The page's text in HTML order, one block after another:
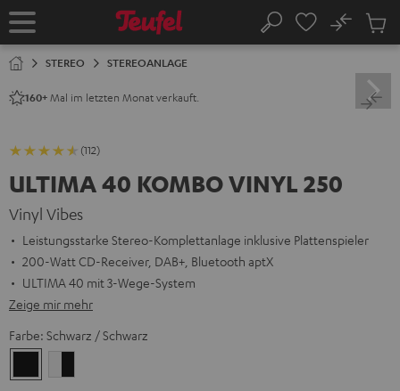
Startseite Suche
No
STEREO STEREOANLAGE
160+ Mal im letzten Monat verkauft.
(112)
ULTIMA 40 KOMBO VINYL 250
Vinyl Vibes
Leistungsstarke Stereo-Komplettanlage inklusive Plattenspieler
200-Watt CD-Receiver, DAB+, Bluetooth aptX
ULTIMA 40 mit 3-Wege-System
Zeige mir mehr
Farbe: Schwarz / Schwarz
/